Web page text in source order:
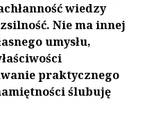
wiedzy
Nie ma innej
umysłu,
praktycznego
ślubuję